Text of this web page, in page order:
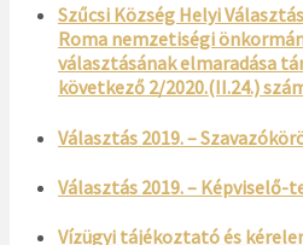
Szűcsi Község Helyi
Roma nemzetiségi
választásának elmaradása
következő 2/2020.(II.24.)
Választás 2019. –
Választás 2019. –
Vízügyi tájékoztató és